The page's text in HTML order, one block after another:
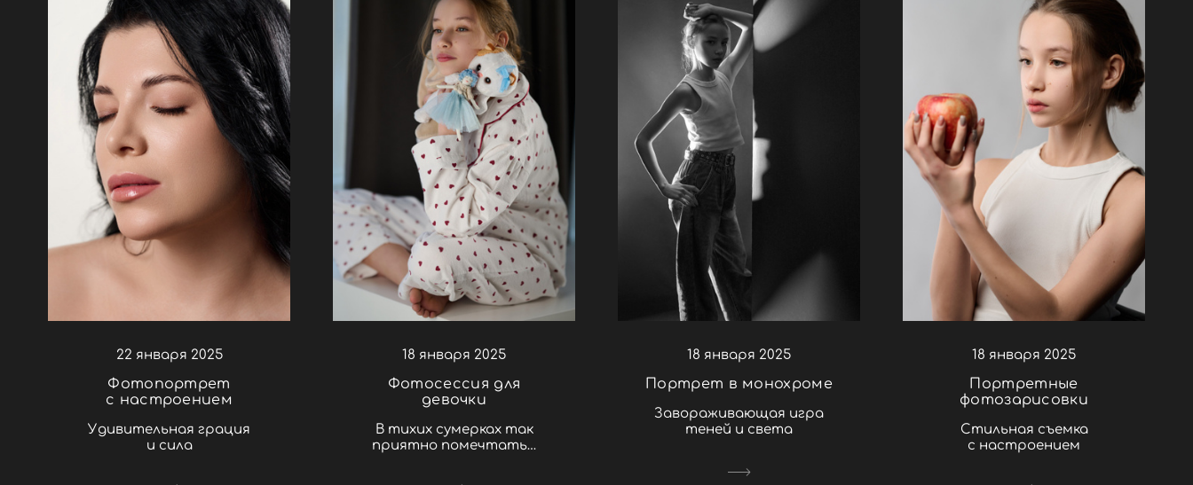
22 января 2025
Фотопортрет
с настроением
Удивительная грация
и сила
18 января 2025
Фотосессия для
девочки
В тихих сумерках так
приятно помечтать…
18 января 2025
Портрет в монохроме
Завораживающая игра
теней и света
18 января 2025
Портретные
фотозарисовки
Стильная съемка
с настроением